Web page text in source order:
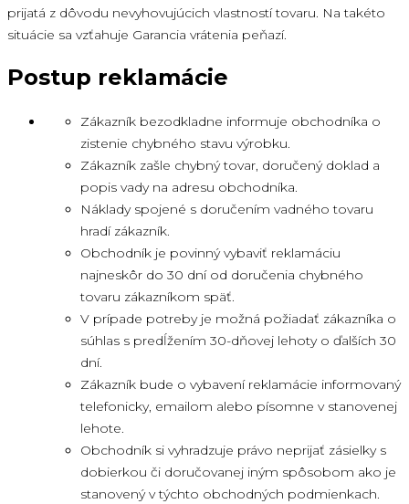
prijatá z dôvodu nevyhovujúcich vlastností tovaru. Na takéto
situácie sa vzťahuje Garancia vrátenia peňazí.
Postup reklamácie
Zákazník bezodkladne informuje obchodníka o
zistenie chybného stavu výrobku.
Zákazník zašle chybný tovar, doručený doklad a
popis vady na adresu obchodníka.
Náklady spojené s doručením vadného tovaru
hradí zákazník.
Obchodník je povinný vybaviť reklamáciu
najneskôr do 30 dní od doručenia chybného
tovaru zákazníkom späť.
V prípade potreby je možná požiadať zákazníka o
súhlas s predĺžením 30-dňovej lehoty o ďalších 30
dní.
Zákazník bude o vybavení reklamácie informovaný
telefonicky, emailom alebo písomne ​​v stanovenej
lehote.
Obchodník si vyhradzuje právo neprijať zásielky s
dobierkou či doručovanej iným spôsobom ako je
stanovený v týchto obchodných podmienkach.